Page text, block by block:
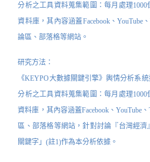
分析之工具資料蒐集範圍：每月處理
資料庫，其內容涵蓋Facebook、YouTube、
論區、部落格等網站。
研究方法：
《KEYPO大數據關鍵引擎》輿情分析系
分析之工具資料蒐集範圍：每月處理
資料庫，其內容涵蓋Facebook、YouTube
區、部落格等網站， 針對討論『台灣經濟
關鍵字」(註1)作為本分析依據。